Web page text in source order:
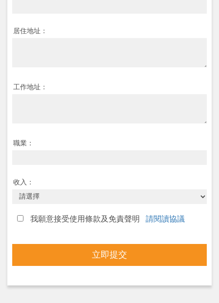
居住地址：
工作地址：
職業：
收入：
我願意接受使用條款及免責聲明 請閱讀協議